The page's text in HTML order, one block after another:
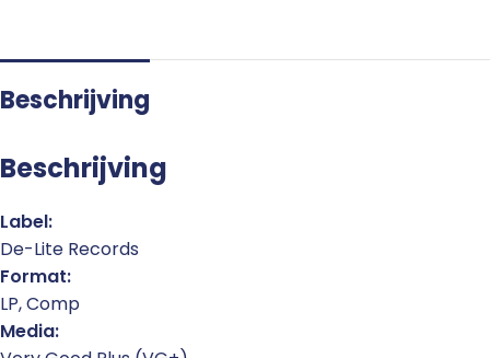
Beschrijving
Beschrijving
Label:
De-Lite Records
Format:
LP, Comp
Media: